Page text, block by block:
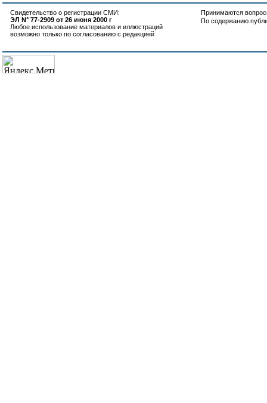
Свидетельство о регистрации СМИ:
ЭЛ N° 77-2909 от 26 июня 2000 г
Любое использование материалов и иллюстраций
возможно только по согласованию с редакцией
Принимаются
По содержанию